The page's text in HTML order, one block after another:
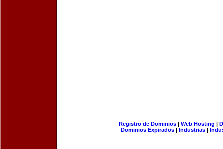
Registro de Dominios| Web Hosting |
Dominios Expirados | Industrias |